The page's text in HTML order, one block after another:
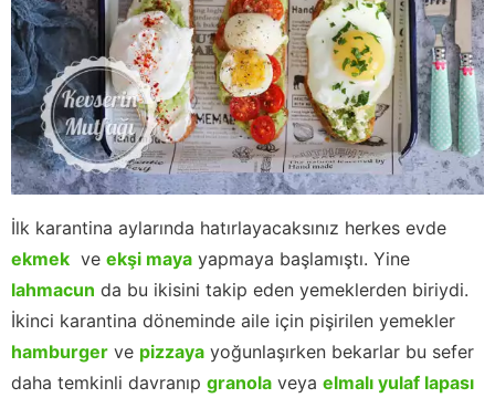
İlk karantina aylarında hatırlayacaksınız herkes evde
ekmek ve ekşi maya yapmaya başlamıştı. Yine
lahmacun da bu ikisini takip eden yemeklerden biriydi.
İkinci karantina döneminde aile için pişirilen yemekler
hamburger ve pizzaya yoğunlaşırken bekarlar bu sefer
daha temkinli davranıp granola veya elmalı yulaf lapası